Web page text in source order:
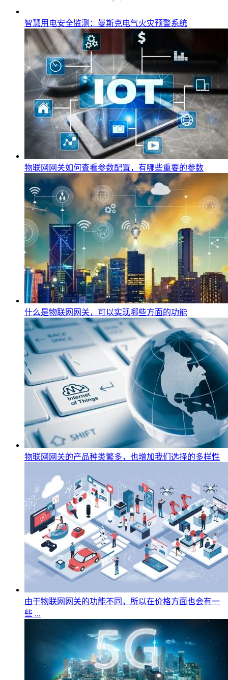
智慧用电安全监测：曼斯克电气火灾预警系统
物联网网关如何查看参数配置，有哪些重要的参数
什么是物联网网关，可以实现哪些方面的功能
物联网网关的产品种类繁多，也增加我们选择的多样性
由于物联网网关的功能不同，所以在价格方面也会有一
些 ...